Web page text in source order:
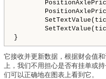
它接收并更新数据，根据财会值
上，我们不用担心是否有挂单或
们可以正确地在图表上看到它。